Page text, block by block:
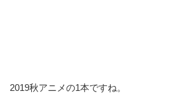
2019秋アニメの1本ですね。